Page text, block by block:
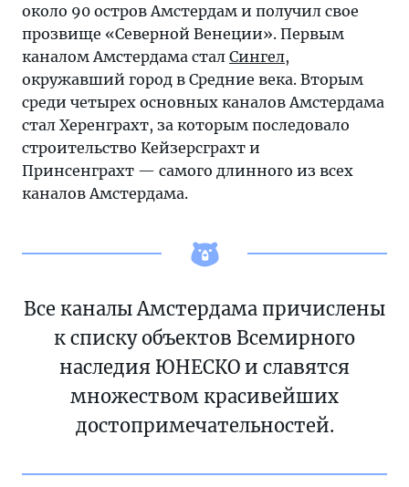
около 90 остров Амстердам и получил свое
прозвище «Северной Венеции». Первым
каналом Амстердама стал Сингел,
окружавший город в Средние века. Вторым
среди четырех основных каналов Амстердама
стал Херенграхт, за которым последовало
строительство Кейзерсграхт и
Принсенграхт — самого длинного из всех
каналов Амстердама.
Все каналы Амстердама причислены
к списку объектов Всемирного
наследия ЮНЕСКО и славятся
множеством красивейших
достопримечательностей.